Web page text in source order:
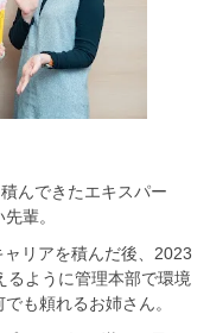
んできたエキスパー
輩。
リアを積んだ後、2023
るように管理本部で環境
も頼れるお姉さん。